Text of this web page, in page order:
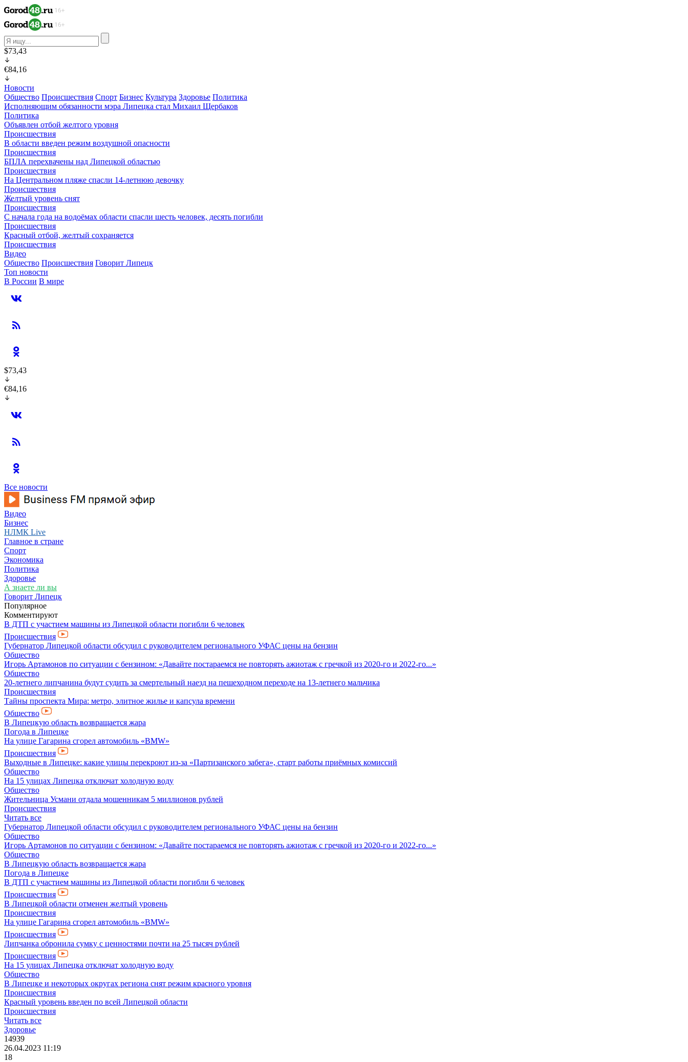
$73,43
€84,16
Новости
Общество Происшествия Спорт Бизнес Культура Здоровье Политика
Исполняющим обязанности мэра Липецка стал Михаил Щербаков
Политика
Объявлен отбой желтого уровня
Происшествия
В области введен режим воздушной опасности
Происшествия
БПЛА перехвачены над Липецкой областью
Происшествия
На Центральном пляже спасли 14-летнюю девочку
Происшествия
Желтый уровень снят
Происшествия
С начала года на водоёмах области спасли шесть человек, десять погибли
Происшествия
Красный отбой, желтый сохраняется
Происшествия
Видео
Общество Происшествия Говорит Липецк
Топ новости
В России В мире
$73,43
€84,16
Все новости
Видео
Бизнес
НЛМК Live
Главное в стране
Спорт
Экономика
Политика
Здоровье
А знаете ли вы
Говорит Липецк
Популярное
Комментируют
В ДТП с участием машины из Липецкой области погибли 6 человек
Происшествия
Губернатор Липецкой области обсудил с руководителем регионального УФАС цены на бензин
Общество
Игорь Артамонов по ситуации с бензином: «Давайте постараемся не повторять ажиотаж с гречкой из 2020-го и 2022-го...»
Общество
20-летнего липчанина будут судить за смертельный наезд на пешеходном переходе на 13-летнего мальчика
Происшествия
Тайны проспекта Мира: метро, элитное жилье и капсула времени
Общество
В Липецкую область возвращается жара
Погода в Липецке
На улице Гагарина сгорел автомобиль «BMW»
Происшествия
Выходные в Липецке: какие улицы перекроют из-за «Партизанского забега», старт работы приёмных комиссий
Общество
На 15 улицах Липецка отключат холодную воду
Общество
Жительница Усмани отдала мошенникам 5 миллионов рублей
Происшествия
Читать все
Губернатор Липецкой области обсудил с руководителем регионального УФАС цены на бензин
Общество
Игорь Артамонов по ситуации с бензином: «Давайте постараемся не повторять ажиотаж с гречкой из 2020-го и 2022-го...»
Общество
В Липецкую область возвращается жара
Погода в Липецке
В ДТП с участием машины из Липецкой области погибли 6 человек
Происшествия
В Липецкой области отменен желтый уровень
Происшествия
На улице Гагарина сгорел автомобиль «BMW»
Происшествия
Липчанка обронила сумку с ценностями почти на 25 тысяч рублей
Происшествия
На 15 улицах Липецка отключат холодную воду
Общество
В Липецке и некоторых округах региона снят режим красного уровня
Происшествия
Красный уровень введен по всей Липецкой области
Происшествия
Читать все
Здоровье
14939
26.04.2023 11:19
18